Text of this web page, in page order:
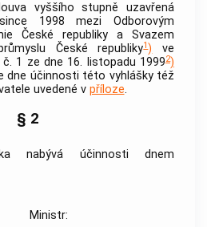
vyššího stupně uzavřená
1998 mezi Odborovým
České republiky a Svazem
České republiky1) ve
1 ze dne 16. listopadu 19992)
dne účinnosti této vyhlášky též
uvedené v příloze.
§ 2
nabývá účinnosti dnem
Ministr: